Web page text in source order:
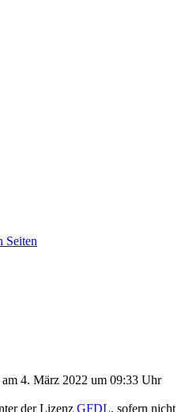
Seiten
4. März 2022 um 09:33 Uhr
der Lizenz GFDL, sofern nicht